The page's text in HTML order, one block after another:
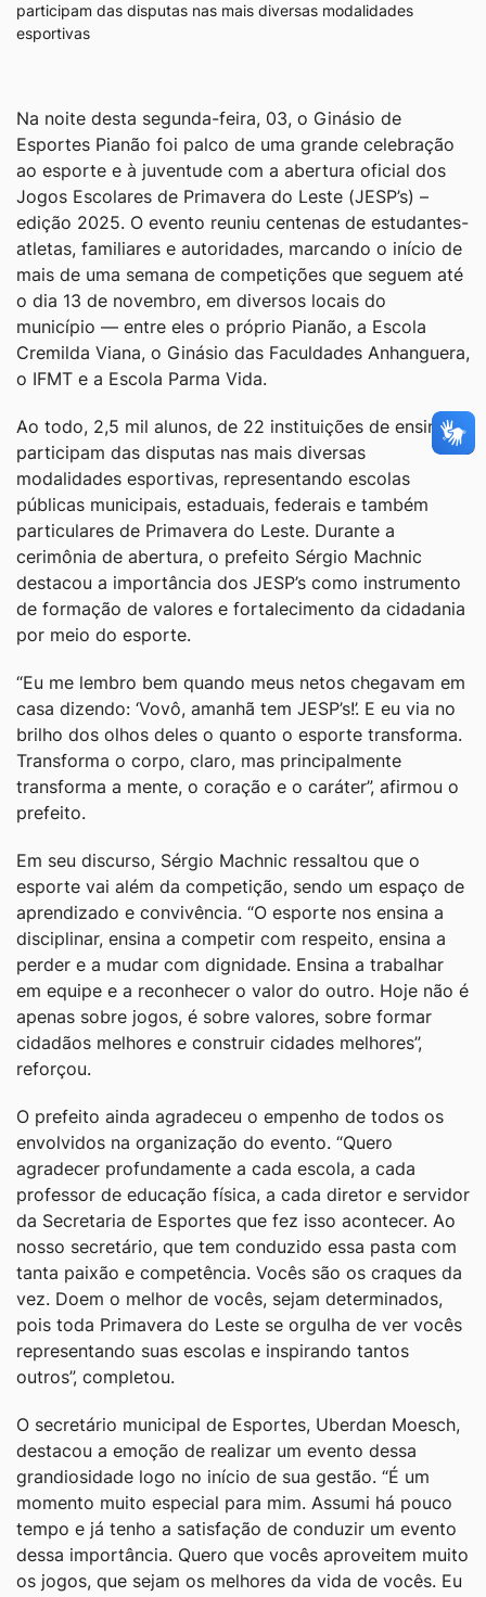
participam das disputas nas mais diversas modalidades
esportivas
Na noite desta segunda-feira, 03, o Ginásio de
Esportes Pianão foi palco de uma grande celebração
ao esporte e à juventude com a abertura oficial dos
Jogos Escolares de Primavera do Leste (JESP’s) –
edição 2025. O evento reuniu centenas de estudantes-
atletas, familiares e autoridades, marcando o início de
mais de uma semana de competições que seguem até
o dia 13 de novembro, em diversos locais do
município — entre eles o próprio Pianão, a Escola
Cremilda Viana, o Ginásio das Faculdades Anhanguera,
o IFMT e a Escola Parma Vida.
Ao todo, 2,5 mil alunos, de 22 instituições de ensino,
participam das disputas nas mais diversas
modalidades esportivas, representando escolas
públicas municipais, estaduais, federais e também
particulares de Primavera do Leste. Durante a
cerimônia de abertura, o prefeito Sérgio Machnic
destacou a importância dos JESP’s como instrumento
de formação de valores e fortalecimento da cidadania
por meio do esporte.
“Eu me lembro bem quando meus netos chegavam em
casa dizendo: ‘Vovô, amanhã tem JESP’s!’. E eu via no
brilho dos olhos deles o quanto o esporte transforma.
Transforma o corpo, claro, mas principalmente
transforma a mente, o coração e o caráter”, afirmou o
prefeito.
Em seu discurso, Sérgio Machnic ressaltou que o
esporte vai além da competição, sendo um espaço de
aprendizado e convivência. “O esporte nos ensina a
disciplinar, ensina a competir com respeito, ensina a
perder e a mudar com dignidade. Ensina a trabalhar
em equipe e a reconhecer o valor do outro. Hoje não é
apenas sobre jogos, é sobre valores, sobre formar
cidadãos melhores e construir cidades melhores”,
reforçou.
O prefeito ainda agradeceu o empenho de todos os
envolvidos na organização do evento. “Quero
agradecer profundamente a cada escola, a cada
professor de educação física, a cada diretor e servidor
da Secretaria de Esportes que fez isso acontecer. Ao
nosso secretário, que tem conduzido essa pasta com
tanta paixão e competência. Vocês são os craques da
vez. Doem o melhor de vocês, sejam determinados,
pois toda Primavera do Leste se orgulha de ver vocês
representando suas escolas e inspirando tantos
outros”, completou.
O secretário municipal de Esportes, Uberdan Moesch,
destacou a emoção de realizar um evento dessa
grandiosidade logo no início de sua gestão. “É um
momento muito especial para mim. Assumi há pouco
tempo e já tenho a satisfação de conduzir um evento
dessa importância. Quero que vocês aproveitem muito
os jogos, que sejam os melhores da vida de vocês. Eu